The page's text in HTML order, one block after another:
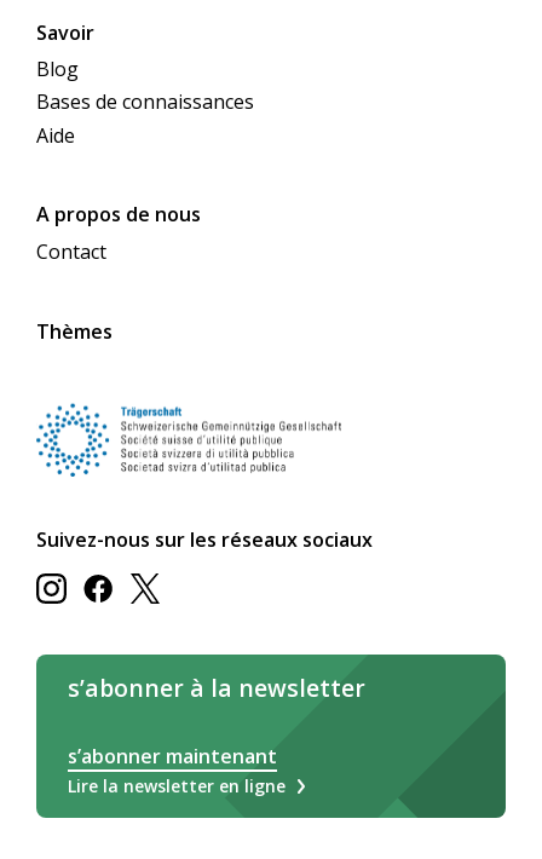
Savoir
Blog
Bases de connaissances
Aide
A propos de nous
Contact
Thèmes
Suivez-nous sur les réseaux sociaux
s’abonner à la newsletter
s’abonner maintenant
Lire la newsletter en ligne